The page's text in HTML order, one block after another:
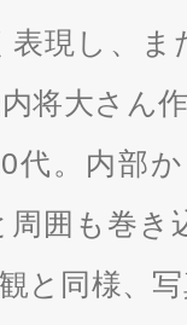
現し、
将大さん
代。内部
囲も巻
と同様、